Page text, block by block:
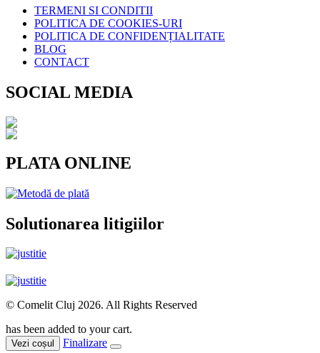
TERMENI SI CONDITII
POLITICA DE COOKIES-URI
POLITICA DE CONFIDENȚIALITATE
BLOG
CONTACT
SOCIAL MEDIA
PLATA ONLINE
Solutionarea litigiilor
© Comelit Cluj 2026. All Rights Reserved
has been added to your cart.
Vezi coșul Finalizare